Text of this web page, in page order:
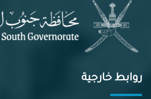
روابط خارجية